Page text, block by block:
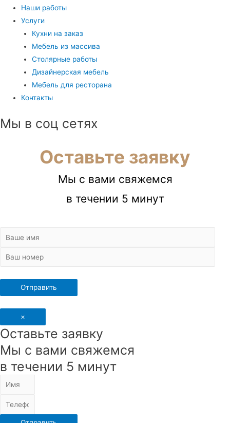
Наши работы
Услуги
Кухни на заказ
Мебель из массива
Столярные работы
Дизайнерская мебель
Мебель для ресторана
Контакты
Мы в соц сетях
Оставьте заявку
Мы с вами свяжемся
в течении 5 минут
×
Оставьте заявку
Мы с вами свяжемся
в течении 5 минут